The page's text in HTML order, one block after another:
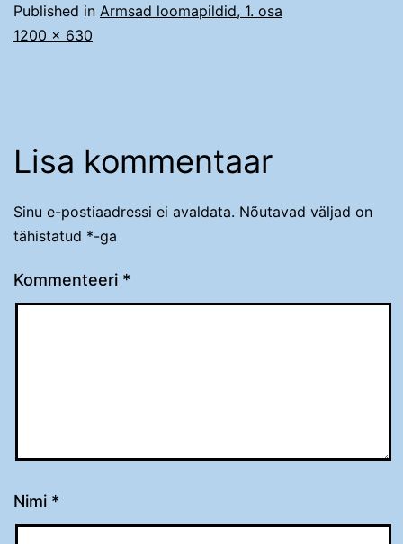
Published in Armsad loomapildid, 1. osa
Täissuurus
1200 × 630
Lisa kommentaar
Sinu e-postiaadressi ei avaldata. Nõutavad väljad on
tähistatud *-ga
Kommenteeri *
Nimi *